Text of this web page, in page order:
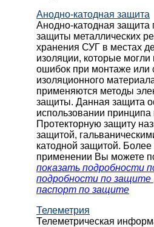
Анодно-катодная защита
Анодно-катодная защита
защиты металлических
хранения СУГ в местах
изоляции, которые могли
ошибок при монтаже или
изоляционного
применяются методы
защиты. Данная защита
использовании принципа
Протекторную защиту
защитой,
катодной защитой.
применении Вы можете
показать подробности
подробности по защите
паспорт по защите
Телеметрия
Телеметрическая